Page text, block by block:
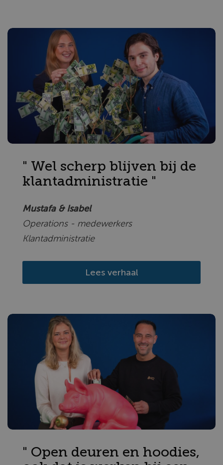
" Wel scherp blijven bij de
klantadministratie "
Mustafa & Isabel
Operations - medewerkers
Klantadministratie
Lees verhaal
" Open deuren en hoodies,